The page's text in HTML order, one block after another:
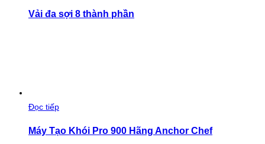
Vải đa sợi 8 thành phần
Đọc tiếp
Máy Tạo Khói Pro 900 Hãng Anchor Chef